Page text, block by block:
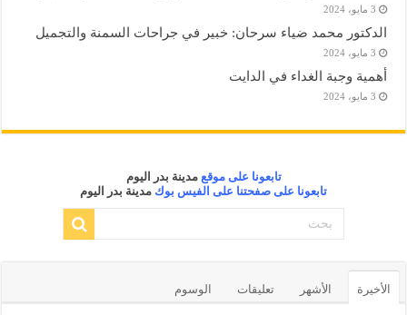
3 مايو، 2024
الدكتور محمد ضياء سرحان: خبير في جراحات السمنة والتجميل
3 مايو، 2024
أهمية وجبة الغداء في الدايت
3 مايو، 2024
تابعونا على موقع مدينة بدر اليوم
تابعونا على صفحتنا على الفيس بوك مدينة بدر اليوم
الأخيرة الأشهر تعليقات الوسوم